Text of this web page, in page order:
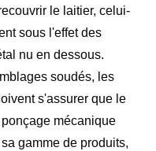
le laitier, celui-
sous l'effet des
nu en dessous.
soudés, les
s'assurer que le
mécanique
gamme de produits,